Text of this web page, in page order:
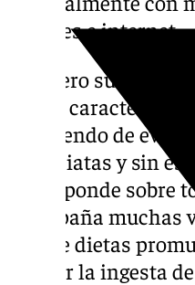
sociales e internet.
En enero suelen
que se
careciendo de
inmediatas y sin
corresponde sobre
acompaña
tipo de dietas
reducir la ingesta